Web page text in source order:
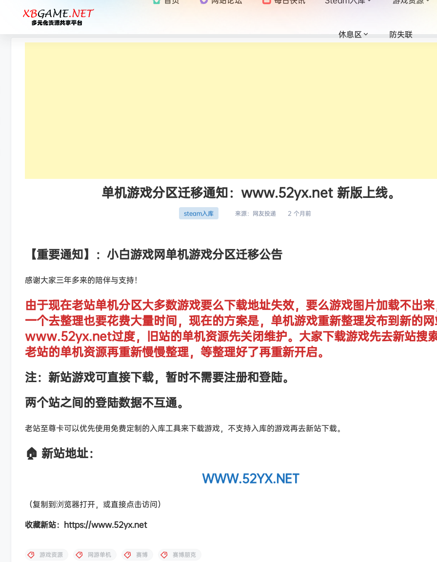
休息区 防失联
单机游戏分区迁移通知：www.52yx.net 新版上线。
steam入库 来源： 网友投递 2 个月前
【重要通知】：小白游戏网单机游戏分区迁移公告
感谢大家三年多来的陪伴与支持！
由于现在老站单机分区大多数游戏要么下载地址失效，要么游戏图片加载不出
一个去整理也要花费大量时间，现在的方案是，单机游戏重新整理发布到新的
www.52yx.net过度，旧站的单机资源先关闭维护。大家下载游戏先去新站搜
老站的单机资源再重新慢慢整理，等整理好了再重新开启。
注：新站游戏可直接下载，暂时不需要注册和登陆。
两个站之间的登陆数据不互通。
老站至尊卡可以优先使用免费定制的入库工具来下载游戏，不支持入库的游戏再去新站下载。
🏠 新站地址：
WWW.52YX.NET
（复制到浏览器打开，或直接点击访问）
收藏新站：https://www.52yx.net
游戏资源 网游单机 赛博 赛博朋克